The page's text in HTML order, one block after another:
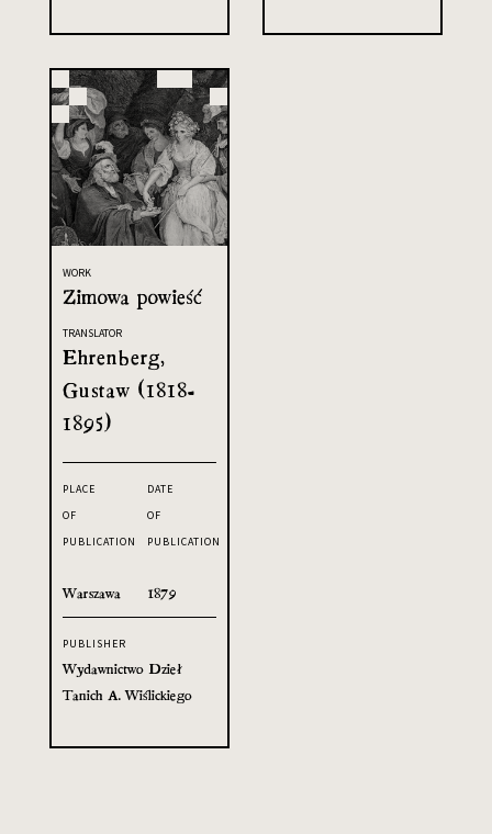
WORK
Zimowa powieść
TRANSLATOR
Ehrenberg,
Gustaw (1818-
1895)
PLACE
OF
PUBLICATION
Warszawa
DATE
OF
PUBLICATION
1879
PUBLISHER
Wydawnictwo Dzieł
Tanich A. Wiślickiego